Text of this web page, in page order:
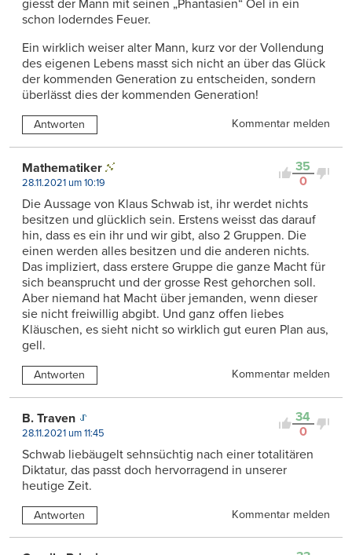
giesst der Mann mit seinen „Phantasien“ Oel in ein
schon loderndes Feuer.
Ein wirklich weiser alter Mann, kurz vor der Vollendung
des eigenen Lebens masst sich nicht an über das Glück
der kommenden Generation zu entscheiden, sondern
überlässt dies der kommenden Generation!
Antworten Kommentar melden
35
0
Mathematiker
28.11.2021 um 10:19
Die Aussage von Klaus Schwab ist, ihr werdet nichts
besitzen und glücklich sein. Erstens weisst das darauf
hin, dass es ein ihr und wir gibt, also 2 Gruppen. Die
einen werden alles besitzen und die anderen nichts.
Das impliziert, dass erstere Gruppe die ganze Macht für
sich beansprucht und der grosse Rest gehorchen soll.
Aber niemand hat Macht über jemanden, wenn dieser
sie nicht freiwillig abgibt. Und ganz offen liebes
Kläuschen, es sieht nicht so wirklich gut euren Plan aus,
gell.
Antworten Kommentar melden
34
0
B. Traven
28.11.2021 um 11:45
Schwab liebäugelt sehnsüchtig nach einer totalitären
Diktatur, das passt doch hervorragend in unserer
heutige Zeit.
Antworten Kommentar melden